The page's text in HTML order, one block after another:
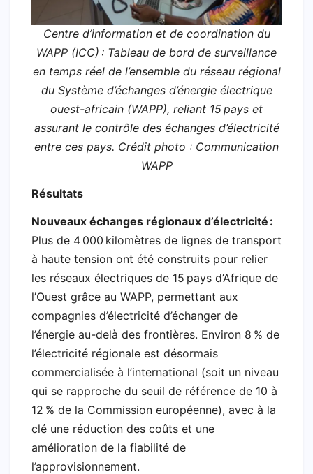
o
k
p
p
r
a
i
l
I
n
a
m
Centre d’information et de coordination du
WAPP (ICC) : Tableau de bord de surveillance
en temps réel de l’ensemble du réseau régional
du Système d’échanges d’énergie électrique
ouest-africain (WAPP), reliant 15 pays et
assurant le contrôle des échanges d’électricité
entre ces pays. Crédit photo : Communication
WAPP
Résultats
Nouveaux échanges régionaux d’électricité :
Plus de 4 000 kilomètres de lignes de transport
à haute tension ont été construits pour relier
les réseaux électriques de 15 pays d’Afrique de
l’Ouest grâce au WAPP, permettant aux
compagnies d’électricité d’échanger de
l’énergie au-delà des frontières. Environ 8 % de
l’électricité régionale est désormais
commercialisée à l’international (soit un niveau
qui se rapproche du seuil de référence de 10 à
12 % de la Commission européenne), avec à la
clé une réduction des coûts et une
amélioration de la fiabilité de
l’approvisionnement.